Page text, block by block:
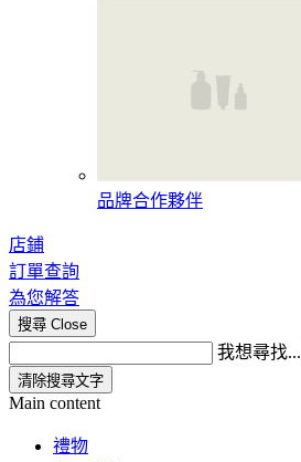
品牌合作夥伴
店鋪
訂單查詢
為您解答
搜尋 Close
我想尋找...
清除搜尋文字
Main content
禮物